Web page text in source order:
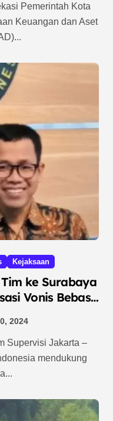
Keuangan dan Aset
Kejaksaan
ke Surabaya
Vonis Bebas
2024
mendukung